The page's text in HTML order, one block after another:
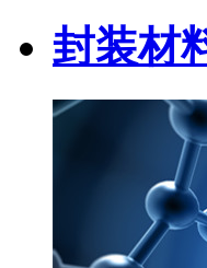
封装材